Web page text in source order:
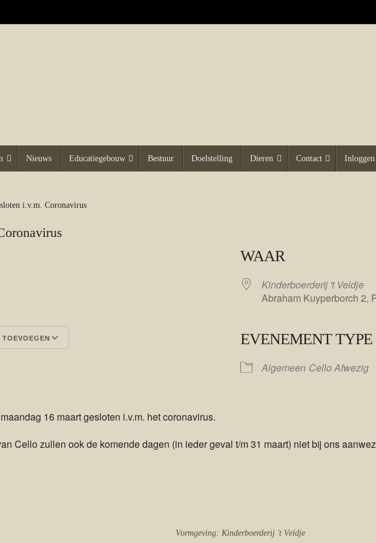
Nieuws Educatiegebouw Bestuur Doelstelling Dieren Contact Inloggen
i.v.m. Coronavirus
iCalendar
WAAR
Kinderboerderij 't Veldje
Abraham Kuyperborch 2,
EVENEMENT TYPE
Algemeen Cello Afwezig
16 maart gesloten i.v.m. het coronavirus.
Cello zullen ook de komende dagen (in ieder geval t/m 31 maart) niet bij ons
Vormgeving: Kinderboerderij 't Veldje